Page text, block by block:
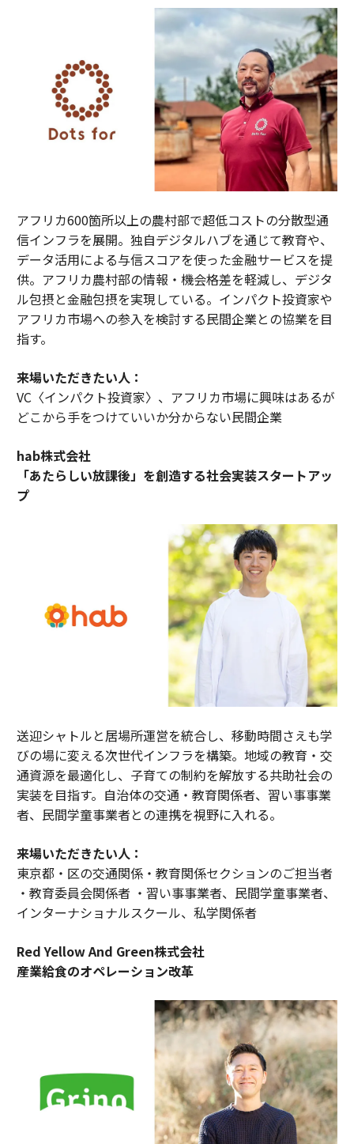
アフリカ600箇所以上の農村部で超低コストの分散型通
信インフラを展開。独自デジタルハブを通じて教育や、
データ活用による与信スコアを使った金融サービスを提
供。アフリカ農村部の情報・機会格差を軽減し、デジタ
ル包摂と金融包摂を実現している。インパクト投資家や
アフリカ市場への参入を検討する民間企業との協業を目
指す。
来場いただきたい人：
VC〈インパクト投資家〉、アフリカ市場に興味はあるが
どこから手をつけていいか分からない民間企業
hab株式会社
「あたらしい放課後」を創造する社会実装スタートアッ
プ
送迎シャトルと居場所運営を統合し、移動時間さえも学
びの場に変える次世代インフラを構築。地域の教育・交
通資源を最適化し、子育ての制約を解放する共助社会の
実装を目指す。自治体の交通・教育関係者、習い事事業
者、民間学童事業者との連携を視野に入れる。
来場いただきたい人：
東京都・区の交通関係・教育関係セクションのご担当者
・教育委員会関係者 ・習い事事業者、民間学童事業者、
インターナショナルスクール、私学関係者
Red Yellow And Green株式会社
産業給食のオペレーション改革